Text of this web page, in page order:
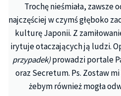
Trochę nieśmiała, zawsze
najczęściej w czymś głęboko
kulturę Japonii. Z
irytuje otaczających ją ludzi.
przypadek)prowadzi portale
oraz Secretum. Ps. Zostaw mi
żebym również mogła